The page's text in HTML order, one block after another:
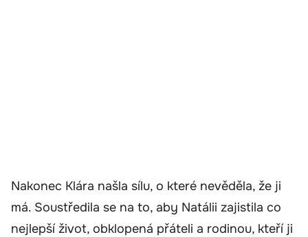
Nakonec Klára našla sílu, o které nevěděla, že ji
má. Soustředila se na to, aby Natálii zajistila co
nejlepší život, obklopená přáteli a rodinou, kteří ji